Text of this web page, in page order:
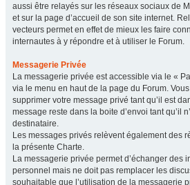
aussi être relayés sur les réseaux sociaux de
et sur la page d’accueil de son site internet.
vecteurs permet en effet de mieux les faire
internautes à y répondre et à utiliser le Forum.
Messagerie Privée
La messagerie privée est accessible via le «
via le menu en haut de la page du Forum.
supprimer votre message privé tant qu’il est
message reste dans la boite d’envoi tant qu’il
destinataire.
Les messages privés relèvent également des
la présente Charte.
La messagerie privée permet d’échanger des
personnel mais ne doit pas remplacer les
souhaitable que l’utilisation de la messagerie